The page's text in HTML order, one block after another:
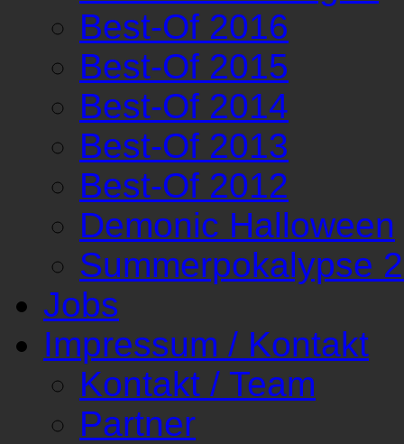
Best-Of 2016
Best-Of 2015
Best-Of 2014
Best-Of 2013
Best-Of 2012
Demonic Halloween
Summerpokalypse
Jobs
Impressum / Kontakt
Kontakt / Team
Partner